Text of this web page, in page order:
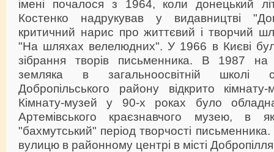
імені почалося з 1964, коли донецький
Костенко надрукував у видавництві
критичний нарис про життєвий і творчий
"На шляхах велелюдних". У 1966 в Києві
зібрання творів письменника. В 1987 на
земляка в загальноосвітній школі
Добропільського району відкрито
Кімнату-музей у 90-х роках було
Артемівського краєзнавчого музею, в
"бахмутський" період творчості
вулицю в районному центрі в місті